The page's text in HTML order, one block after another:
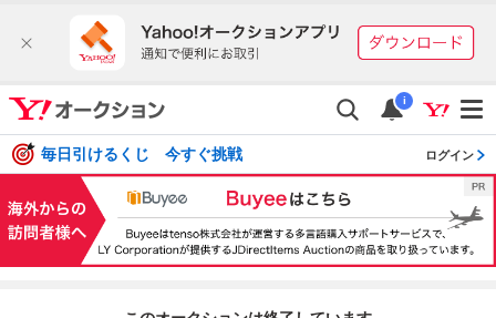
i
毎日引けるくじ 今すぐ挑戦 ログイン